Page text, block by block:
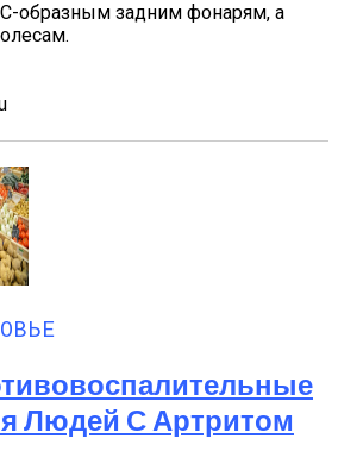
образным задним фонарям, а
Людей С Артритом